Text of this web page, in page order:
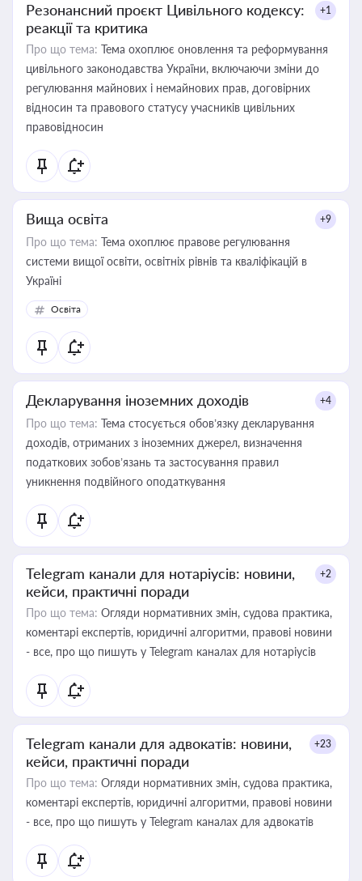
Резонансний проєкт Цивільного кодексу:
реакції та критика
+1
Про що тема: Тема охоплює оновлення та реформування
цивільного законодавства України, включаючи зміни до
регулювання майнових і немайнових прав, договірних
відносин та правового статусу учасників цивільних
правовідносин
Вища освіта +9
Про що тема: Тема охоплює правове регулювання
системи вищої освіти, освітніх рівнів та кваліфікацій в
Україні
Освіта
Декларування іноземних доходів +4
Про що тема: Тема стосується обов’язку декларування
доходів, отриманих з іноземних джерел, визначення
податкових зобов’язань та застосування правил
уникнення подвійного оподаткування
Telegram канали для нотаріусів: новини,
кейси, практичні поради
+2
Про що тема: Огляди нормативних змін, судова практика,
коментарі експертів, юридичні алгоритми, правові новини
- все, про що пишуть у Telegram каналах для нотаріусів
Telegram канали для адвокатів: новини,
кейси, практичні поради
+23
Про що тема: Огляди нормативних змін, судова практика,
коментарі експертів, юридичні алгоритми, правові новини
- все, про що пишуть у Telegram каналах для адвокатів